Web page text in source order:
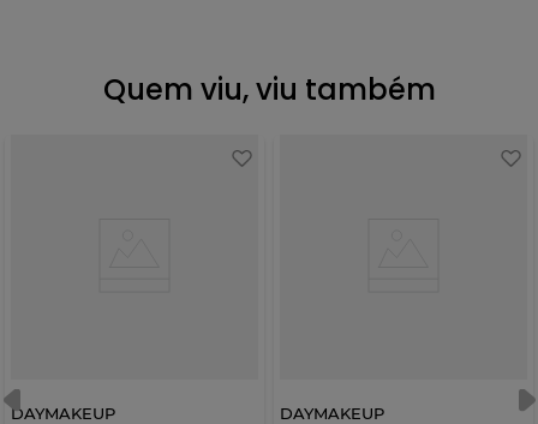
Quem viu, viu também
DAYMAKEUP DAYMAKEUP